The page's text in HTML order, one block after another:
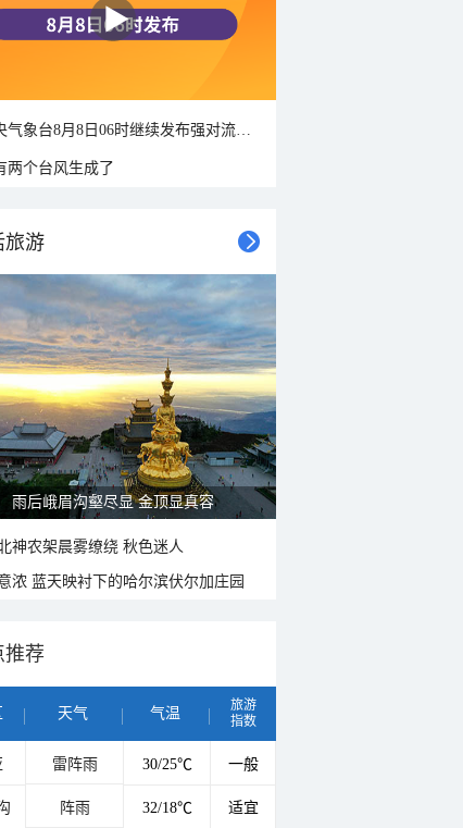
两个台风生成了
旅游
雨后峨眉沟壑尽显 金顶显真容
神农架晨雾缭绕 秋色迷人
浓 蓝天映衬下的哈尔滨伏尔加庄园
推荐
天气 气温
旅游
指数
雷阵雨 30/25℃ 一般
阵雨 32/18℃ 适宜